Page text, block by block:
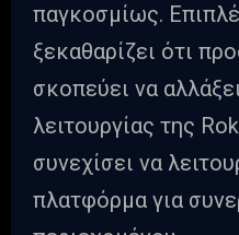
παγκοσμίως.
ξεκαθαρίζει ότι
σκοπεύει να
λειτουργίας της
συνεχίσει να
πλατφόρμα για